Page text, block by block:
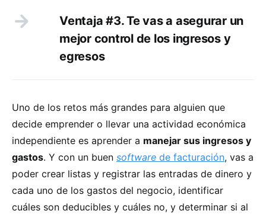
Ventaja #3. Te vas a asegurar un
mejor control de los ingresos y
egresos
Uno de los retos más grandes para alguien que
decide emprender o llevar una actividad económica
independiente es aprender a manejar sus ingresos y
gastos. Y con un buen software de facturación, vas a
poder crear listas y registrar las entradas de dinero y
cada uno de los gastos del negocio, identificar
cuáles son deducibles y cuáles no, y determinar si al